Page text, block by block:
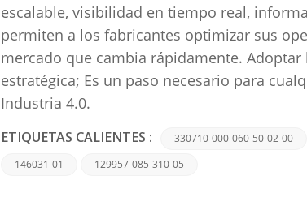
escalable, visibilidad en tiempo real,
permiten a los fabricantes optimizar sus
mercado que cambia rápidamente. Adoptar
estratégica; Es un paso necesario para
Industria 4.0.
ETIQUETAS CALIENTES : 330710-000-060-50-02-00
146031-01
129957-085-310-05